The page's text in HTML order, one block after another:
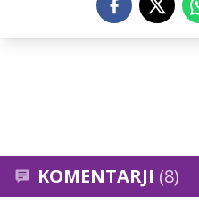
KOMENTARJI (8)